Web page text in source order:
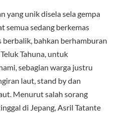
yang unik disela sela gempa
semua sedang berkemas
bahkan berhamburan
Tahuna, untuk
sebagian warga justru
laut, stand by dan
Menurut salah sorang
di Jepang, Asril Tatante